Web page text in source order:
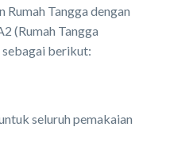
Tangga dengan
(Rumah Tangga
sebagai berikut:
seluruh pemakaian